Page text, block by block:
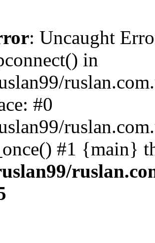
: Uncaught
in
#0
#1 {main}